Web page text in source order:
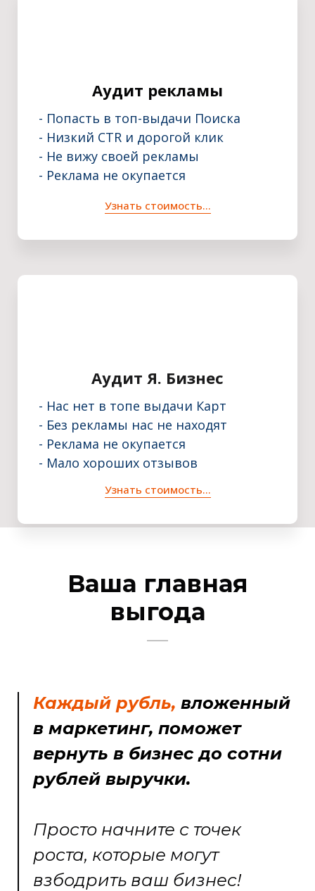
Аудит рекламы
- Попасть в топ-выдачи Поиска
- Низкий CTR и дорогой клик
- Не вижу своей рекламы
- Реклама не окупается
Узнать стоимость...
Аудит Я. Бизнес
- Нас нет в топе выдачи Карт
- Без рекламы нас не находят
- Реклама не окупается
- Мало хороших отзывов
Узнать стоимость...
Ваша главная
выгода
Каждый рубль, вложенный
в маркетинг, поможет
вернуть в бизнес до сотни
рублей выручки.
Просто начните с точек
роста, которые могут
взбодрить ваш бизнес!